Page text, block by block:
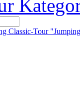
Classic-Tour